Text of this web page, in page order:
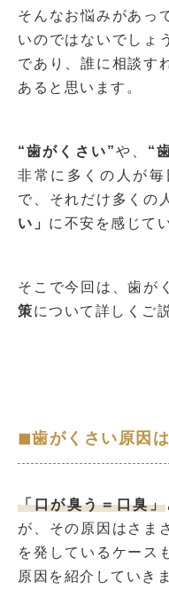
そんなお悩みがあっ
いのではないでしょ
であり、誰に相談す
あると思います。
“歯がくさい”や、 “
非常に多くの人が
で、それだけ多くの
い」 に不安を感じて
そこで今回は、歯が
策について詳しくご
◼︎歯がくさい原因
「口が臭う＝口臭」
が、その原因はさま
を発しているケース
原因を紹介していき